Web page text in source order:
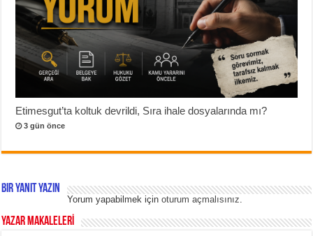
Etimesgut’ta koltuk devrildi, Sıra ihale dosyalarında mı?
3 gün önce
Bir yanıt yazın
Yorum yapabilmek içinoturum açmalısınız
YAZAR MAKALELERİ